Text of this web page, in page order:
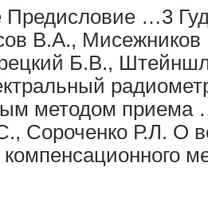
Предисловие …3
В.А., Мисежников
Б.В.,
методом приема
Сороченко Р.Л. О